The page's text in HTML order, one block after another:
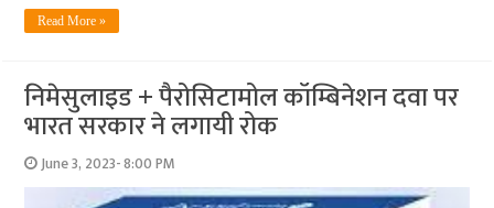
Read More »
निमेसुलाइड + पैरोसि‍टामोल कॉम्बिनेशन दवा पर
भारत सरकार ने लगायी रोक
June 3, 2023- 8:00 PM